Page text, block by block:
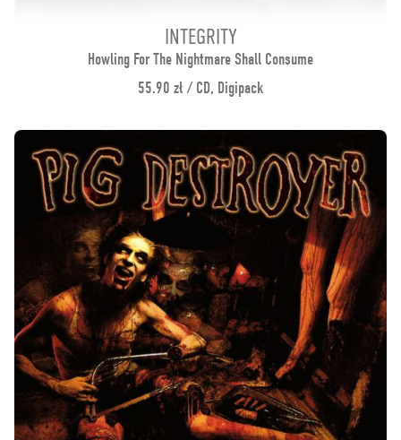
INTEGRITY
Howling For The Nightmare Shall Consume
55.90 zł / CD, Digipack